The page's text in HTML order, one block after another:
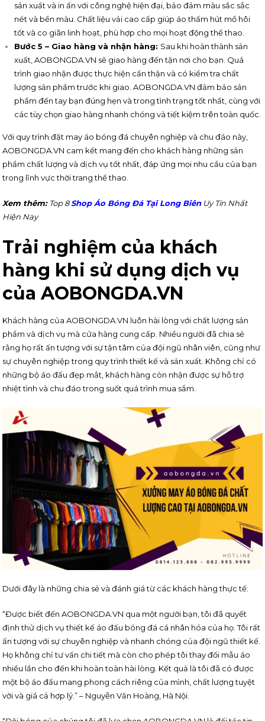
sản xuất và in ấn với công nghệ hiện đại, bảo đảm màu sắc sắc
nét và bền màu. Chất liệu vải cao cấp giúp áo thấm hút mồ hôi
tốt và co giãn linh hoạt, phù hợp cho mọi hoạt động thể thao.
Bước 5 – Giao hàng và nhận hàng: Sau khi hoàn thành sản
xuất, AOBONGDA.VN sẽ giao hàng đến tận nơi cho bạn. Quá
trình giao nhận được thực hiện cẩn thận và có kiểm tra chất
lượng sản phẩm trước khi giao. AOBONGDA.VN đảm bảo sản
phẩm đến tay bạn đúng hẹn và trong tình trạng tốt nhất, cùng với
các tùy chọn giao hàng nhanh chóng và tiết kiệm trên toàn quốc.
Với quy trình đặt may áo bóng đá chuyên nghiệp và chu đáo này,
AOBONGDA.VN cam kết mang đến cho khách hàng những sản
phẩm chất lượng và dịch vụ tốt nhất, đáp ứng mọi nhu cầu của bạn
trong lĩnh vực thời trang thể thao.
Xem thêm: Top 8Shop Áo Bóng Đá Tại Long BiênUy Tín Nhất
Hiện Nay
Trải nghiệm của khách
hàng khi sử dụng dịch vụ
của AOBONGDA.VN
Khách hàng của AOBONGDA.VN luôn hài lòng với chất lượng sản
phẩm và dịch vụ mà cửa hàng cung cấp. Nhiều người đã chia sẻ
rằng họ rất ấn tượng với sự tận tâm của đội ngũ nhân viên, cũng như
sự chuyên nghiệp trong quy trình thiết kế và sản xuất. Không chỉ có
những bộ áo đấu đẹp mắt, khách hàng còn nhận được sự hỗ trợ
nhiệt tình và chu đáo trong suốt quá trình mua sắm.
Dưới đây là những chia sẻ và đánh giá từ các khách hàng thực tế:
“Được biết đến AOBONGDA.VN qua một người bạn, tôi đã quyết
định thử dịch vụ thiết kế áo đấu bóng đá cá nhân hóa của họ. Tôi rất
ấn tượng với sự chuyên nghiệp và nhanh chóng của đội ngũ thiết kế.
Họ không chỉ tư vấn chi tiết mà còn cho phép tôi thay đổi mẫu áo
nhiều lần cho đến khi hoàn toàn hài lòng. Kết quả là tôi đã có được
một bộ áo đấu mang phong cách riêng của mình, chất lượng tuyệt
vời và giá cả hợp lý.” – Nguyễn Văn Hoàng, Hà Nội.